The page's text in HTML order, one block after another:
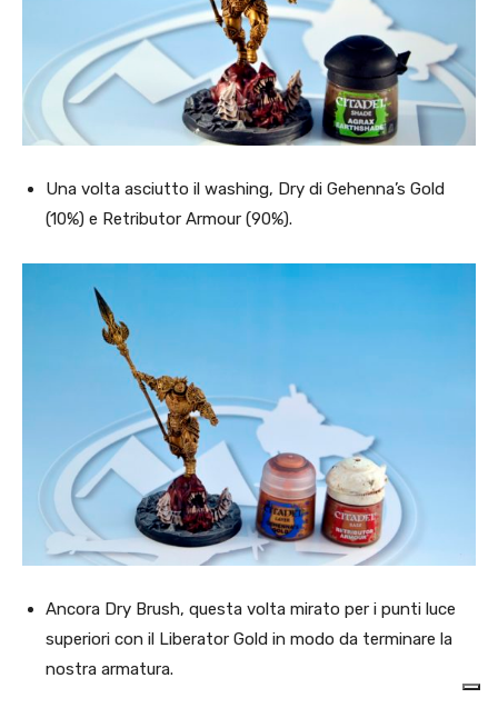
Una volta asciutto il washing, Dry di Gehenna’s Gold
(10%) e Retributor Armour (90%).
Ancora Dry Brush, questa volta mirato per i punti luce
superiori con il Liberator Gold in modo da terminare la
nostra armatura.